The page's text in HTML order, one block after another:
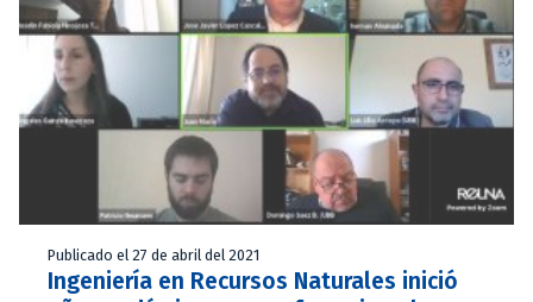
Publicado el 27 de abril del 2021
Ingeniería en Recursos Naturales inició